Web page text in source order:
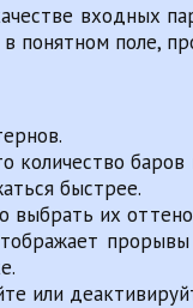
входных
понятном поле,
количество
быстрее.
выбрать их
или